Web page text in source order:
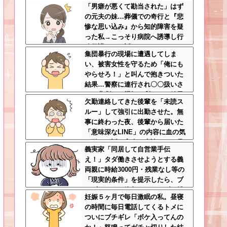
「男癖が悪くて勘当された」はず
の元夫の妹…葬儀での奇行と『悲
惨な思い込み』から知的障害を疑
った私→こっそり病院へ誘導し行
政保護させた話
集団暴行の現場に遭遇してしま
い、被害女性を守るため「俺にも
やらせろ！」と叫んで抱きついた
結果…警察に連行され〇〇扱いさ
れる悲劇へ←機転を利かせた結果
が裏目に出すぎて惨事
欠勤連絡してきた後輩を「未読ス
ルー」して強引に出勤させた。無
事に終わった夜、後輩から届いた
「意味深なLINE」の内容に血の気
が引いた話←完全に未読スルー見
抜かれてて草
義実家「同居して自営業手伝
え！」タダ働きさせようとする義
両親に時給3000円・残業なし等の
「現実的条件」を提示したら、ブ
チギレられて絶句ｗｗ←タダで働
く嫁がいるわけないだろ
妊娠５ヶ月で毎日激眠の私。昼寝
の時間に毎日電話してくるトメに
ついにブチギレ「ボケ入ってんの